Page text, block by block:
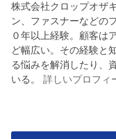
株式会社クロップオザ
ン、ファスナーなどの
０年以上経験。顧客は
ど幅広い。その経験と
る悩みを解消したり、
いる。詳しいプロフィ